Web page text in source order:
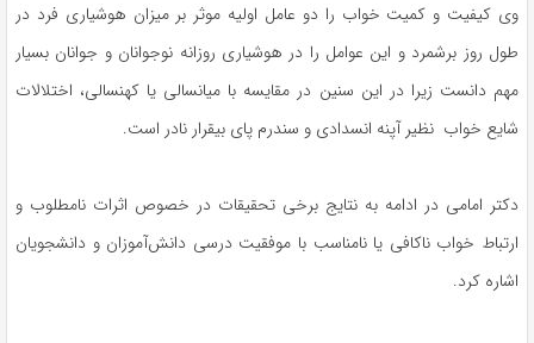
وی کیفیت و کمیت خواب را دو عامل اولیه موثر بر میزان هوشیاری فرد در
طول روز برشمرد و این عوامل را در هوشیاری روزانه نوجوانان و جوانان بسیار
مهم دانست زیرا در این سنین در مقایسه با میانسالی یا کهنسالی، اختلالات
شایع خواب نظیر آپنه انسدادی و سندرم پای بیقرار نادر است.
دکتر امامی در ادامه به نتایج برخی تحقیقات در خصوص اثرات نامطلوب و
ارتباط خواب ناکافی یا نامناسب با موفقیت درسی دانش‌آموزان و دانشجویان
اشاره کرد.